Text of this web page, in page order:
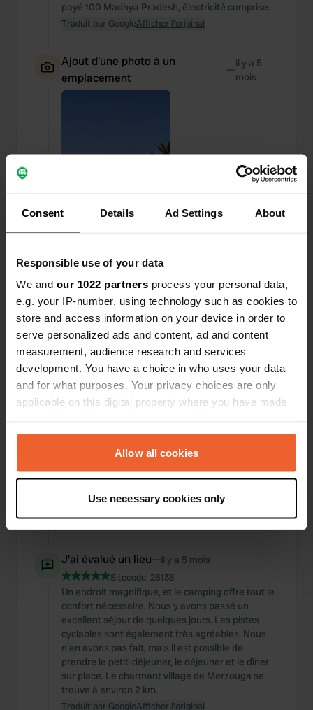
Consent Details Ad Settings About
Responsible use of your data
We and our 1022 partners process your personal data,
e.g. your IP-number, using technology such as cookies to
store and access information on your device in order to
serve personalized ads and content, ad and content
measurement, audience research and services
development. You have a choice in who uses your data
and for what purposes. Your privacy choices are only
applicable on this digital property where you have made
any time from the Cookie Declaration or by clicking on
the Privacy trigger icon.
Collect information about your geographical location
which can be accurate to within several meters
specific characteristics (fingerprinting)
Find out more about how your personal data is processed
and set your preferences in thedetails section.
We use cookies to personalise content and ads, to
provide social media features and to analyse our traffic.
We also share information about your use of our site with
our social media, advertising and analytics partners who
may combine it with other information that you’ve
Allow all cookies
Use necessary cookies only
payé 100 Madhya Pradesh, électricité comprise.
Traduit par GoogleAfficher l'original
Ajout d'une photo à un
emplacement
—il y a 5
mois
Ajout d'une photo à un
— il y a 5
mois
J'ai évalué un lieu—il y a 5 mois
Sitecode: 26138
Un endroit magnifique, et le camping offre tout le
confort nécessaire. Nous y avons passé un
excellent séjour de quelques jours. Les pistes
cyclables sont également très agréables. Nous
n'en avons pas fait, mais il est possible de
prendre le petit-déjeuner, le déjeuner et le dîner
sur place. Le charmant village de Merzouga se
trouve à environ 2 km.
Traduit par GoogleAfficher l'original